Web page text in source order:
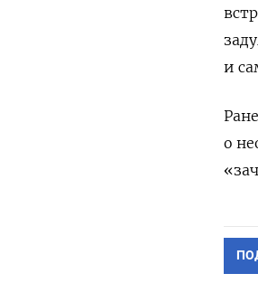
и
о